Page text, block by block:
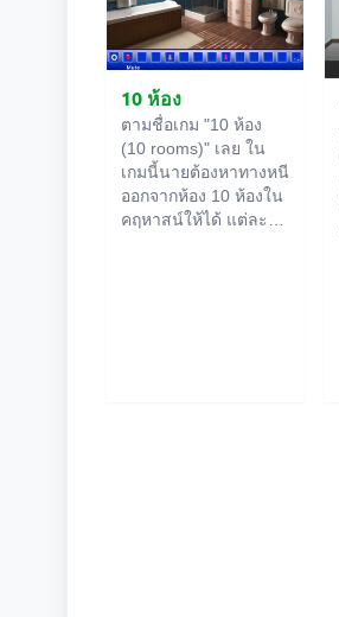
10 ห้อง
ตามชื่อเกม "10 ห้อง
(10 rooms)" เลย ใน
เกมนี้นายต้องหาทางหนี
ออกจากห้อง 10 ห้องใน
คฤหาสน์ให้ได้ แต่ละ